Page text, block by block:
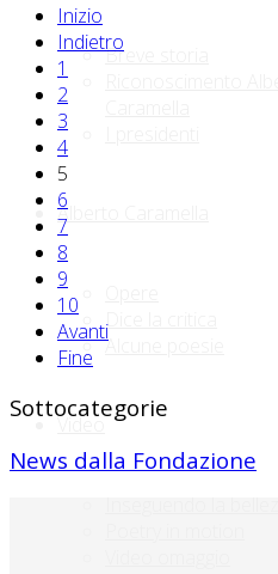
Breve storia
Alberto Caramella
Dice la critica
Alcune poesie
Video
Inizio
Indietro
1
2
3
4
5
6
7
8
9
10
Avanti
Fine
Sottocategorie
News dalla Fondazione